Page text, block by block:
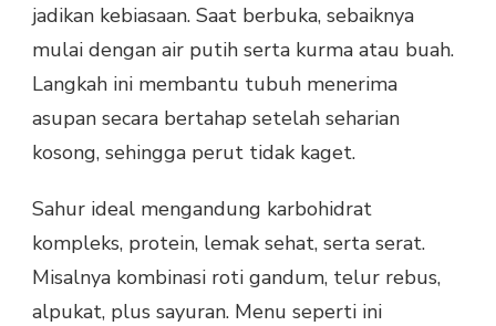
jadikan kebiasaan. Saat berbuka, sebaiknya
mulai dengan air putih serta kurma atau buah.
Langkah ini membantu tubuh menerima
asupan secara bertahap setelah seharian
kosong, sehingga perut tidak kaget.
Sahur ideal mengandung karbohidrat
kompleks, protein, lemak sehat, serta serat.
Misalnya kombinasi roti gandum, telur rebus,
alpukat, plus sayuran. Menu seperti ini